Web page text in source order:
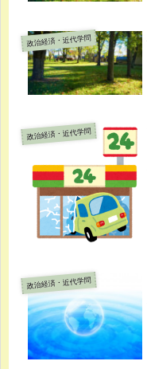
政治経済・近代学問
政治経済・近代学問
政治経済・近代学問